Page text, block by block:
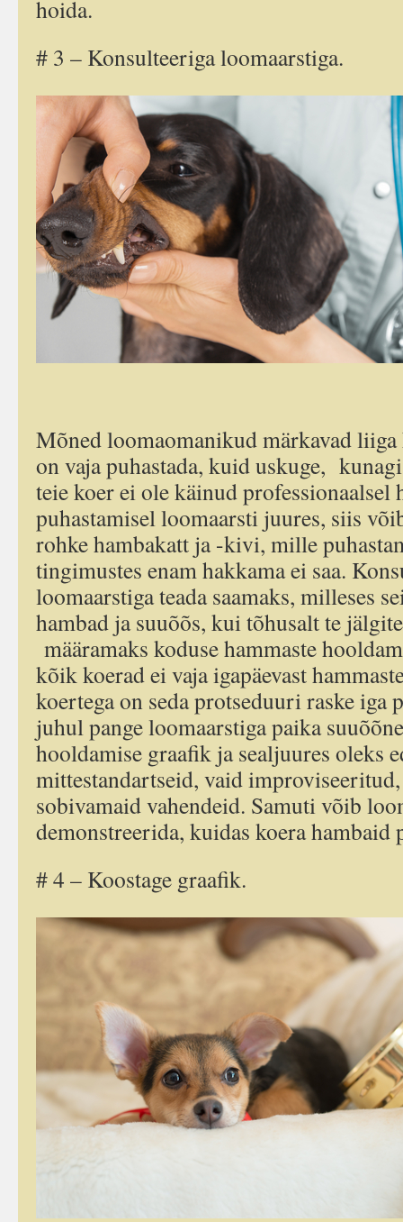
hoida.
# 3 – Konsulteeriga loomaarstiga.
Mõned loomaomanikud märkavad
on vaja puhastada, kuid uskuge,
teie koer ei ole käinud professionaalsel
puhastamisel loomaarsti juures, siis
rohke hambakatt ja -kivi, mille
tingimustes enam hakkama ei saa.
loomaarstiga teada saamaks, milleses
hambad ja suuõõs, kui tõhusalt te
määramaks koduse hammaste
kõik koerad ei vaja igapäevast
koertega on seda protseduuri raske iga
juhul pange loomaarstiga paika
hooldamise graafik ja sealjuures oleks
mittestandartseid, vaid
sobivamaid vahendeid. Samuti võib
demonstreerida, kuidas koera hambaid
# 4 – Koostage graafik.